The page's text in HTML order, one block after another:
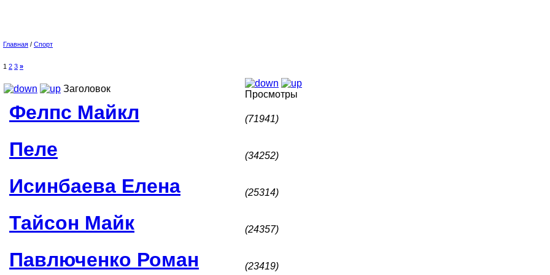
Главная / Спорт
1 2 3 »
Заголовок
Просмотры
Фелпс Майкл (71941)
Пеле (34252)
Исинбаева Елена (25314)
Тайсон Майк (24357)
Павлюченко Роман (23419)